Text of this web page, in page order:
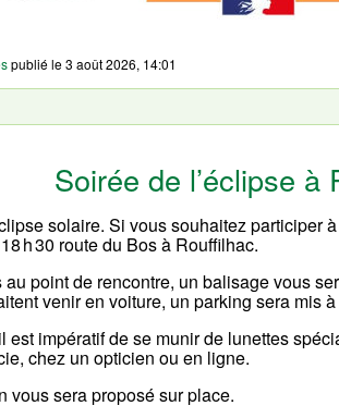
publié le3 août 2026, 14:01
Soirée de l’éclipse à
solaire. Si vous souhaitez participer
h 30 route du Bos à Rouffilhac.
au point de rencontre, un balisage vous
venir en voiture, un parking sera mis
est impératif de se munir de lunettes
chez un opticien ou en ligne.
vous sera proposé sur place.